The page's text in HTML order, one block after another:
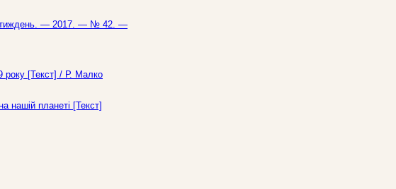
тиждень. — 2017. — № 42. —
року [Текст] / Р. Малко
нашій планеті [Текст]